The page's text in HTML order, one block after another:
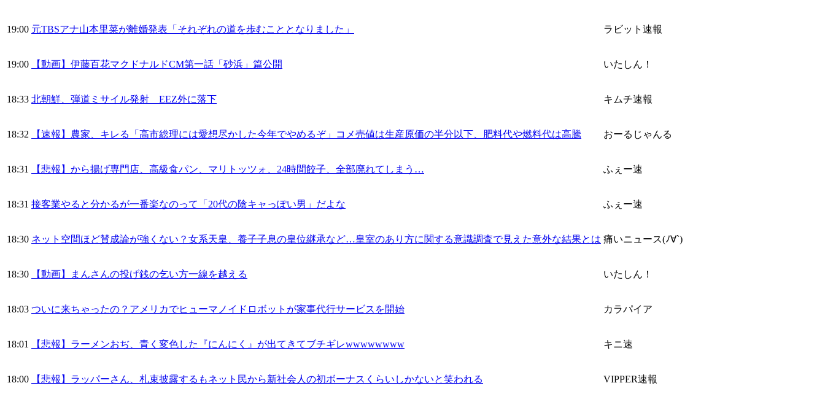
19:00 元TBSアナ山本里菜が離婚発表「それぞれの道を歩むこととなりました」 ラビット速報
19:00 【動画】伊藤百花マクドナルドCM第一話「砂浜」篇公開 いたしん！
18:33 北朝鮮、弾道ミサイル発射 EEZ外に落下 キムチ速報
18:32 【速報】農家、キレる「高市総理には愛想尽かした今年でやめるぞ」コメ売値は生産原価の半分以下、肥料代や燃料代は高騰 おーるじゃんる
18:31 【悲報】から揚げ専門店、高級食パン、マリトッツォ、24時間餃子、全部廃れてしまう… ふぇー速
18:31 接客業やると分かるが一番楽なのって「20代の陰キャっぽい男」だよな ふぇー速
18:30 ネット空間ほど賛成論が強くない？女系天皇、養子子息の皇位継承など…皇室のあり方に関する意識調査で見えた意外な結果とは 痛いニュース(ﾉ∀`)
18:30 【動画】まんさんの投げ銭の乞い方一線を越える いたしん！
18:03 ついに来ちゃったの？アメリカでヒューマノイドロボットが家事代行サービスを開始 カラパイア
18:01 【悲報】ラーメンおぢ、青く変色した『にんにく』が出てきてブチギレwwwwwwww キニ速
18:00 【悲報】ラッパーさん、札束披露するもネット民から新社会人の初ボーナスくらいしかないと笑われる VIPPER速報